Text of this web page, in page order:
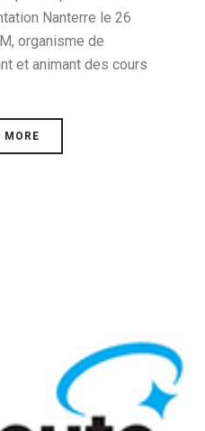
Nanterre le 26
organisme de
et animant des cours
MORE